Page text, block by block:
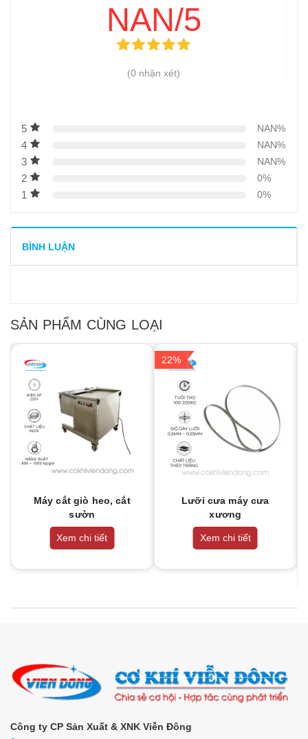
dùng máy cưa xương
Đơn vị cung cấp lưỡi cưa xương chất lượng, uy tín hàng
Đầu tư máy cưa xương giá rẻ liệu có phải lựa chọn tốt
14-
15-
16-
17-
NAN/5
(0 nhận xét)
5 NAN%
4 NAN%
3 NAN%
2 0%
1 0%
BÌNH LUẬN
SẢN PHẨM CÙNG LOẠI
Máy cắt giò heo, cắt
sườn
Xem chi tiết
22%
Lưỡi cưa máy cưa
xương
Xem chi tiết
Công ty CP Sản Xuất & XNK Viễn Đông